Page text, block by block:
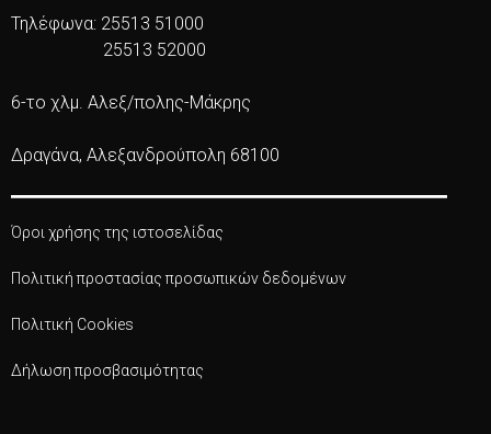
Τηλέφωνα: 25513 51000
25513 52000
6-το χλμ. Αλεξ/πολης-Μάκρης
Δραγάνα, Αλεξανδρούπολη 68100
Όροι χρήσης της ιστοσελίδας
Πολιτική προστασίας προσωπικών δεδομένων
Πολιτική Cookies
Δήλωση προσβασιμότητας